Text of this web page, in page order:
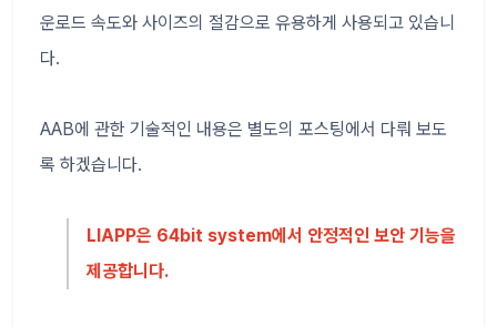
운로드 속도와 사이즈의 절감으로 유용하게 사용되고 있습니
다.
AAB에 관한 기술적인 내용은 별도의 포스팅에서 다뤄 보도
록 하겠습니다.
LIAPP은 64bit system에서 안정적인 보안 기능을
제공합니다.